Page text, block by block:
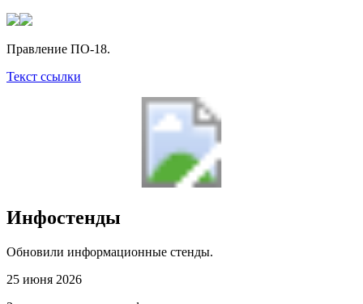
Правление ПО-18.
Текст ссылки
Инфостенды
Обновили информационные стенды.
25 июня 2026